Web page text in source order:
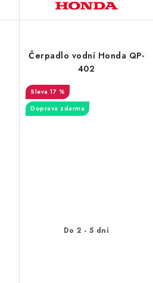
Čerpadlo vodní Honda QP-
402
17 %
Doprava zdarma
Do 2 - 5 dní